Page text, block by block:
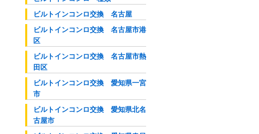
ビルトインコンロ交換 名古屋
ビルトインコンロ交換 名古屋市港
区
ビルトインコンロ交換 名古屋市熱
田区
ビルトインコンロ交換 愛知県一宮
市
ビルトインコンロ交換 愛知県北名
古屋市